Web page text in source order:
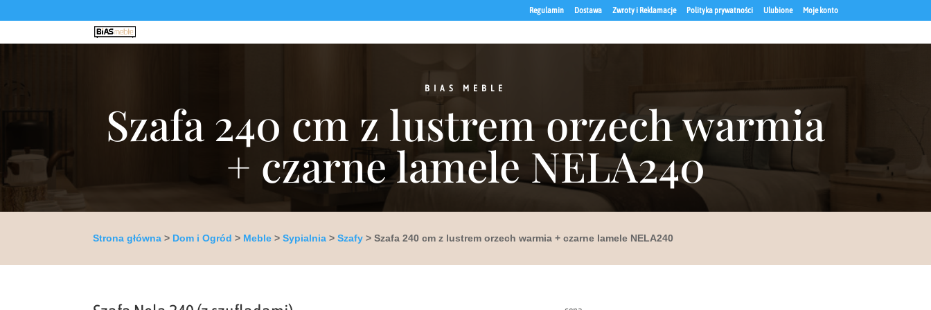
Regulamin Dostawa Zwroty i Reklamacje Polityka prywatności Ulubione Moje konto
BIAS MEBLE
Szafa 240 cm z lustrem orzech warmia
+ czarne lamele NELA240
Strona główna > Dom i Ogród > Meble >Sypialnia >Szafy > Szafa 240 cm z lustrem orzech warmia + czarne lamele NELA240